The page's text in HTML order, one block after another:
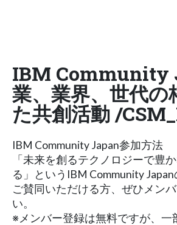
IBM Community
業、業界、世代の
た共創活動 /
IBM Community Japan参加方法
「未来を創るテクノロジーで豊
る」というIBM Community
ご賛同いただける方、ぜひメン
い。
※メンバー登録は無料ですが、一